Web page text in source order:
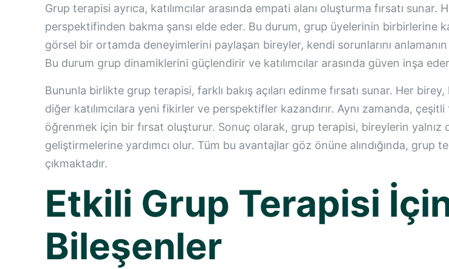
Grup terapisi ayrıca, katılımcılar arasında empati alanı oluşturma fırsatı
perspektifinden bakma şansı elde eder. Bu durum, grup üyelerinin birbirlerine
görsel bir ortamda deneyimlerini paylaşan bireyler, kendi sorunlarını anlamanın
Bu durum grup dinamiklerini güçlendirir ve katılımcılar arasında güven inşa
Bununla birlikte grup terapisi, farklı bakış açıları edinme fırsatı sunar. Her
diğer katılımcılara yeni fikirler ve perspektifler kazandırır. Aynı zamanda,
öğrenmek için bir fırsat oluşturur. Sonuç olarak, grup terapisi, bireylerin yalnız
geliştirmelerine yardımcı olur. Tüm bu avantajlar göz önüne alındığında,
çıkmaktadır.
Etkili Grup Terapisi
Bileşenler